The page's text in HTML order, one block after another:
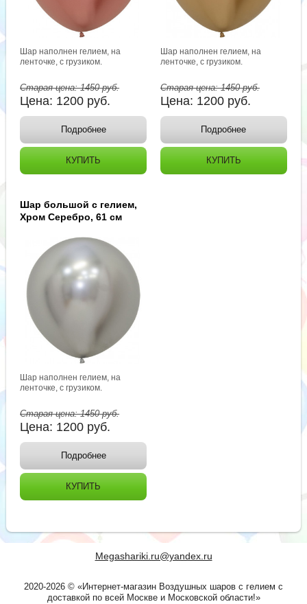
Шар наполнен гелием, на
ленточке, с грузиком.
Старая цена:1450руб.
Цена: 1200 руб.
Подробнее
КУПИТЬ
Шар наполнен гелием, на
ленточке, с грузиком.
Старая цена:1450руб.
Цена: 1200 руб.
Подробнее
КУПИТЬ
Шар большой с гелием,
Хром Серебро, 61 см
Шар наполнен гелием, на
ленточке, с грузиком.
Старая цена:1450руб.
Цена: 1200 руб.
Подробнее
КУПИТЬ
Megashariki.ru@yandex.ru
2020-2026 © «Интернет-магазин Воздушных шаров с гелием с
доставкой по всей Москве и Московской области!»